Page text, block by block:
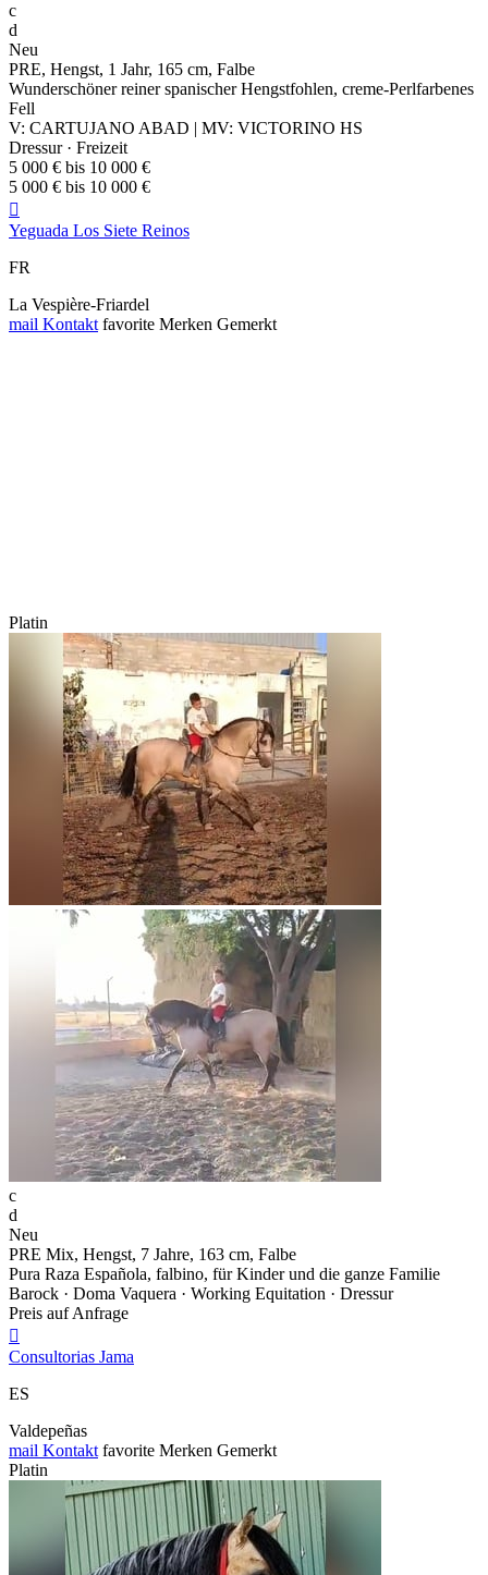
c
d
Neu
PRE, Hengst, 1 Jahr, 165 cm, Falbe
Wunderschöner reiner spanischer Hengstfohlen, creme-Perlfarbenes
Fell
V: CARTUJANO ABAD | MV: VICTORINO HS
Dressur · Freizeit
5 000 € bis 10 000 €
5 000 € bis 10 000 €

Yeguada Los Siete Reinos
FR
La Vespière-Friardel
mail Kontakt favorite Merken Gemerkt
Platin
c
d
Neu
PRE Mix, Hengst, 7 Jahre, 163 cm, Falbe
Pura Raza Española, falbino, für Kinder und die ganze Familie
Barock · Doma Vaquera · Working Equitation · Dressur
Preis auf Anfrage

Consultorias Jama
ES
Valdepeñas
mail Kontakt favorite Merken Gemerkt
Platin